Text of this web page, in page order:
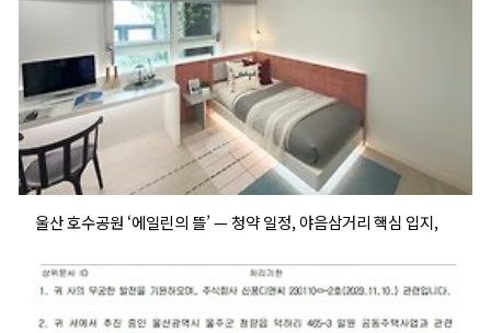
울산 호수공원 ‘에일린의 뜰’ — 청약 일정, 야음삼거리 핵심 입지,